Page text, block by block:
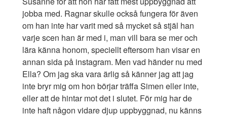
jobba med. Ragnar skulle också fungera för även
om han inte har varit med så mycket så stjäl han
varje scen han är med i, man vill bara se mer och
lära känna honom, speciellt eftersom han visar en
annan sida på instagram. Men vad händer nu med
Ella? Om jag ska vara ärlig så känner jag att jag
inte bryr mig om hon börjar träffa Simen eller inte,
eller att de hintar mot det i slutet. För mig har de
inte haft någon vidare djup uppbyggnad, nu känns